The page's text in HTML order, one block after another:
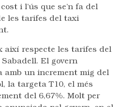
i l’ús que se’n fa del
les tarifes del taxi
així respecte les tarifes del
El govern
amb un increment mig del
la targeta T10, el més
del 6,67%. Molt per